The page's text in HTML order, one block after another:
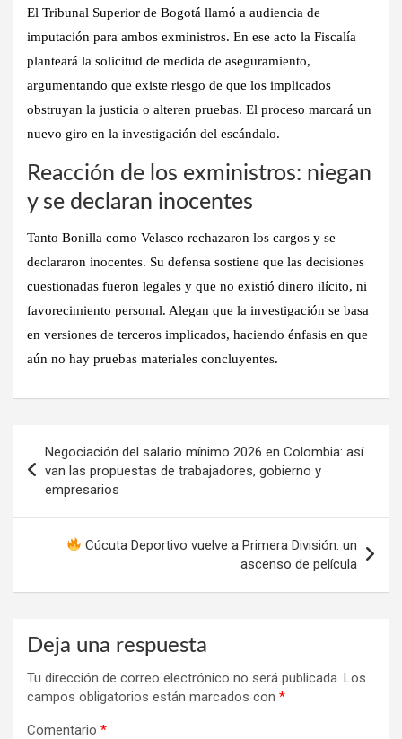
El Tribunal Superior de Bogotá llamó a audiencia de
imputación para ambos exministros. En ese acto la Fiscalía
planteará la solicitud de medida de aseguramiento,
argumentando que existe riesgo de que los implicados
obstruyan la justicia o alteren pruebas. El proceso marcará un
nuevo giro en la investigación del escándalo.
Reacción de los exministros: niegan
y se declaran inocentes
Tanto Bonilla como Velasco rechazaron los cargos y se
declararon inocentes. Su defensa sostiene que las decisiones
cuestionadas fueron legales y que no existió dinero ilícito, ni
favorecimiento personal. Alegan que la investigación se basa
en versiones de terceros implicados, haciendo énfasis en que
aún no hay pruebas materiales concluyentes.
de
entradas
Negociación del salario mínimo 2026 en Colombia: así
van las propuestas de trabajadores, gobierno y
empresarios
Cúcuta Deportivo vuelve a Primera División: un
ascenso de película
Deja una respuesta
Tu dirección de correo electrónico no será publicada. Los
campos obligatorios están marcados con *
Comentario *